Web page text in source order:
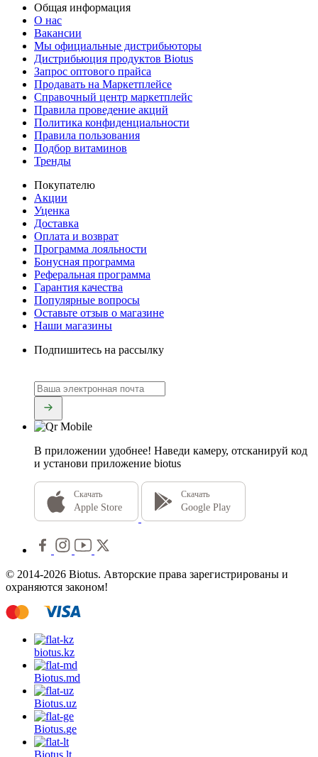
Общая информация
О нас
Вакансии
Мы официальные дистрибьюторы
Дистрибьюция продуктов Biotus
Запрос оптового прайса
Продавать на Маркетплейсе
Справочный центр маркетплейс
Правила проведение акций
Политика конфиденциальности
Правила пользования
Подбор витаминов
Тренды
Покупателю
Акции
Уценка
Доставка
Оплата и возврат
Программа лояльности
Бонусная программа
Реферальная программа
Гарантия качества
Популярные вопросы
Оставьте отзыв о магазине
Наши магазины
Подпишитесь на рассылку
В приложении удобнее! Наведи камеру, отсканируй код
и установи приложение biotus
Скачать
Apple Store
Скачать
Google Play
© 2014-2026 Biotus. Авторские права зарегистрированы и
охраняются законом!
biotus.kz
Biotus.md
Biotus.uz
Biotus.ge